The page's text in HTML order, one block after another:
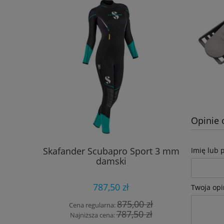
Skafander Scubapro Sport 3 mm
damski
787,50 zł
Cena regularna:875,00 zł
Najniższa cena:787,50 zł
Opinie
Imię lub
Twoja